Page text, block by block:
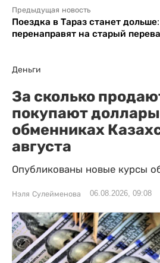
Предыдущая новость
Поездка в Тараз станет
перенаправят на старый
Деньги
За сколько
покупают
обменниках
августа
Опубликованы новые курсы
Нэля Сулейменова 06.08.2026, 09:08